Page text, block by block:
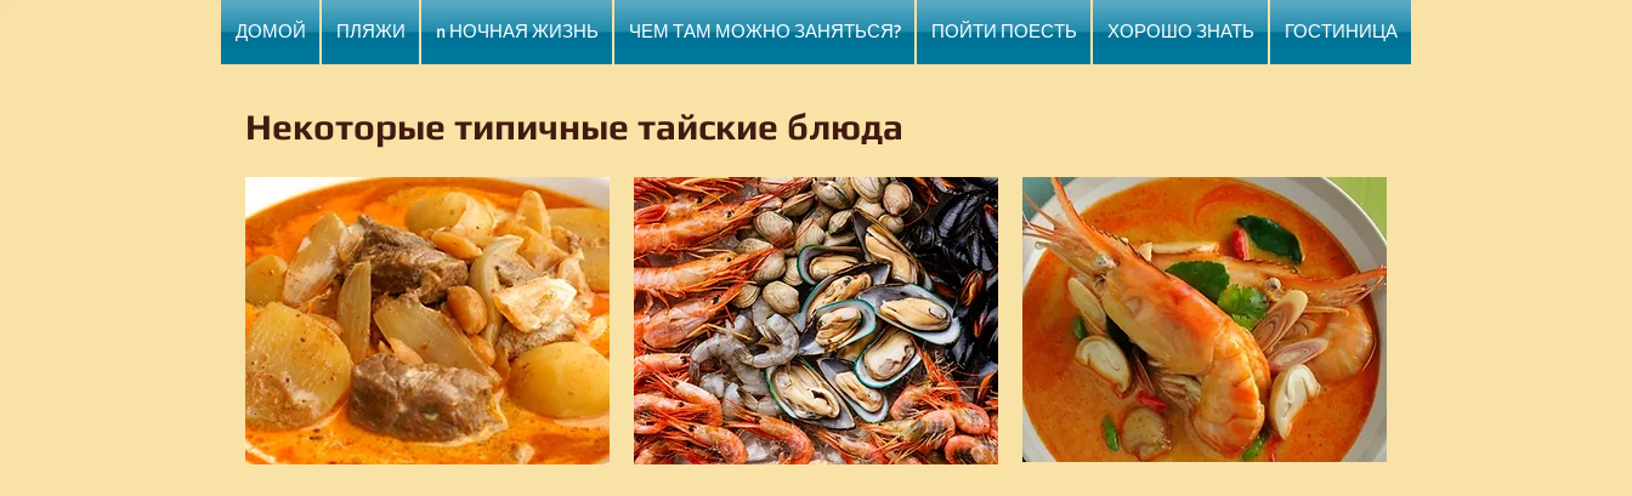
ДОМОЙ ПЛЯЖИ n НОЧНАЯ ЖИЗНЬ ЧЕМ ТАМ МОЖНО ЗАНЯТЬСЯ? ПОЙТИ ПОЕСТЬ ХОРОШО ЗНАТЬ ГОСТИНИЦА
Некоторые типичные тайские блюда